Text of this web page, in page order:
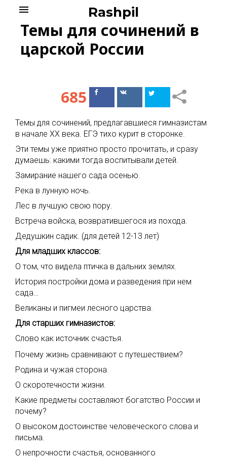
content
Rashpil
menu
Темы для сочинений в
царской России
685
ПоделитьсяПоделиться
Темы для сочинений, предлагавшиеся гимназистам
в начале XX века. ЕГЭ тихо курит в сторонке.
Эти темы уже приятно просто прочитать, и сразу
думаешь: какими тогда воспитывали детей.
Замирание нашего сада осенью.
Река в лунную ночь.
Лес в лучшую свою пору.
Встреча войска, возвратившегося из похода.
Дедушкин садик. (для детей 12-13 лет)
Для младших классов:
О том, что видела птичка в дальних землях.
История постройки дома и разведения при нем
сада…
Великаны и пигмеи лесного царства.
Для старших гимназистов:
Слово как источник счастья.
Почему жизнь сравнивают с путешествием?
Родина и чужая сторона.
О скоротечности жизни.
Какие предметы составляют богатство России и
почему?
О высоком достоинстве человеческого слова и
письма.
О непрочности счастья, основанного